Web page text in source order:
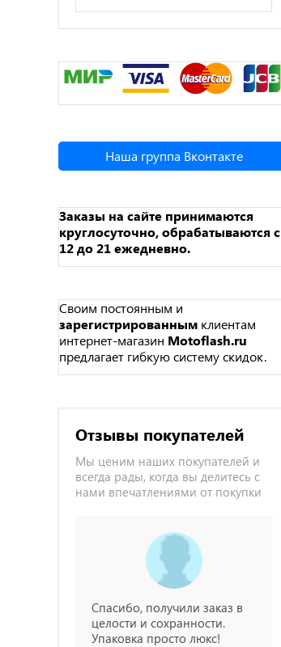
Наша группа Вконтакте
Заказы на сайте принимаются
круглосуточно, обрабатываются с
12 до 21 ежедневно.
Своим постоянным и
зарегистрированным клиентам
интернет-магазин Motoflash.ru
предлагает гибкую систему скидок.
Отзывы покупателей
Мы ценим наших покупателей и
всегда рады, когда вы делитесь с
нами впечатлениями от покупки
Спасибо, получили заказ в
целости и сохранности.
Упаковка просто люкс!